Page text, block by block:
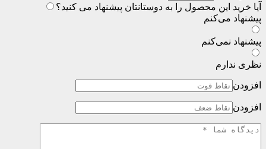
آیا خرید این محصول را به دوستانتان پیشنهاد می کنید؟
پیشنهاد می‌کنم
پیشنهاد نمی‌کنم
نظری ندارم
افزودن
افزودن